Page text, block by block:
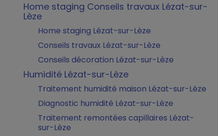
Home staging Conseils travaux Lézat-sur-
Lèze
Home staging Lézat-sur-Lèze
Conseils travaux Lézat-sur-Lèze
Conseils décoration Lézat-sur-Lèze
Humidité Lézat-sur-Lèze
Traitement humidité maison Lézat-sur-Lèze
Diagnostic humidité Lézat-sur-Lèze
Traitement remontées capillaires Lézat-
sur-Lèze